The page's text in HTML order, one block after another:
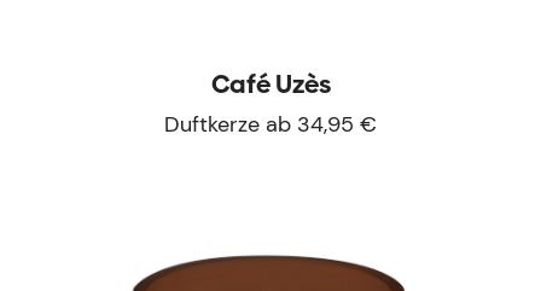
Café Uzès
Duftkerze ab 34,95 €